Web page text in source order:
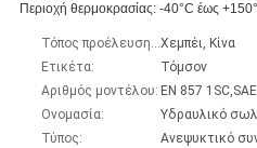
Περιοχή θερμοκρασίας: -40°C έως
Τόπος προέλευσης:Χεμπέι, Κίνα
Ετικέτα:
Τόμσον
Αριθμός μοντέλου: EN 857
Ονομασία:
Υδραυλικό
Τύπος:
Ανεψυκτικό